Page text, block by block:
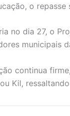
o
no dia 27, o
municipais
continua
Kil,